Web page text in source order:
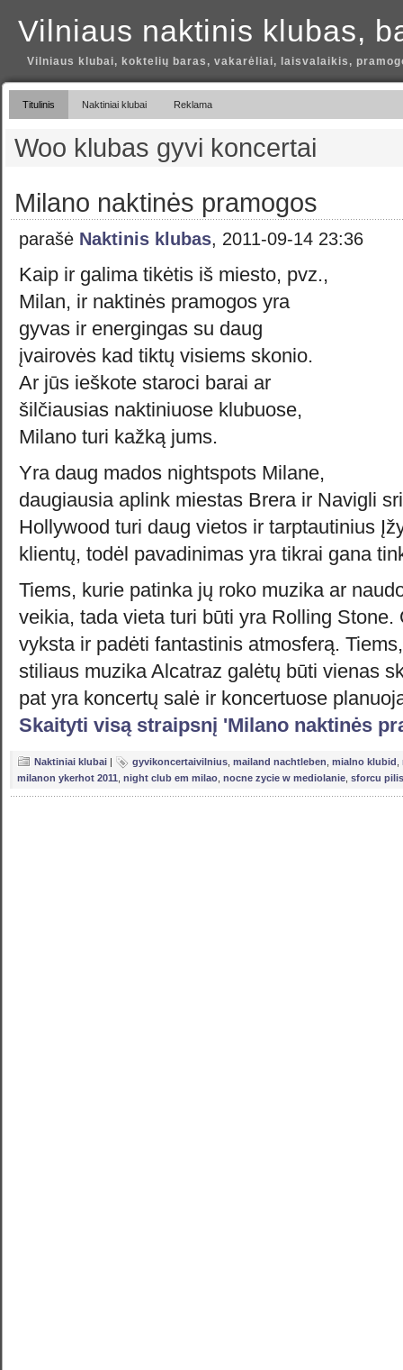
Vilniaus naktinis klubas,
Vilniaus klubai, koktelių baras, vakarėliai, laisvalaikis,
Titulinis Naktiniai klubai Reklama
Woo klubas gyvi koncertai
Milano naktinės pramogos
parašė Naktinis klubas, 2011-09-14 23:36
Kaip ir galima tikėtis iš miesto, pvz.,
Milan, ir naktinės pramogos yra
gyvas ir energingas su daug
įvairovės kad tiktų visiems skonio.
Ar jūs ieškote staroci barai ar
šilčiausias naktiniuose klubuose,
Milano turi kažką jums.
Yra daug mados nightspots Milane,
daugiausia aplink miestas Brera ir Navigli
Hollywood turi daug vietos ir tarptautinius
klientų, todėl pavadinimas yra tikrai gana
Tiems, kurie patinka jų roko muzika ar
veikia, tada vieta turi būti yra Rolling Stone.
vyksta ir padėti fantastinis atmosferą.
stiliaus muzika Alcatraz galėtų būti vienas
pat yra koncertų salė ir koncertuose
Skaityti visą straipsnį 'Milano naktinės
Naktiniai klubai | gyvikoncertaivilnius mailand nachtleben mialno klubid
milanon ykerhot 2011 night club em milao nocne zycie w mediolanie sforcu pilis